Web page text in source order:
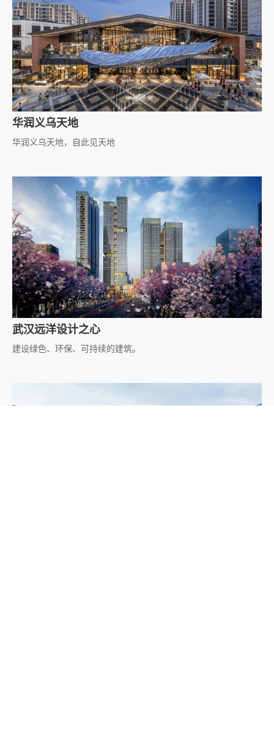
华润义乌天地
华润义乌天地，自此见天地
武汉远洋设计之心
建设绿色、环保、可持续的建筑。